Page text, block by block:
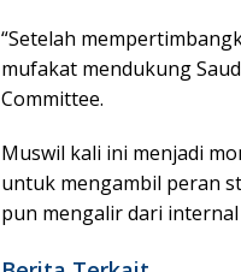
“Setelah
mufakat mendukung
Committee.
Muswil kali ini menjadi
untuk mengambil peran
pun mengalir dari